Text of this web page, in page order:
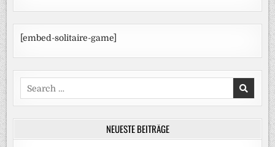
[embed-solitaire-game]
Search
for:
NEUESTE BEITRÄGE